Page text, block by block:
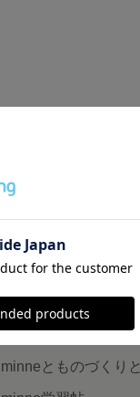
読みもの
minneとものづくりと